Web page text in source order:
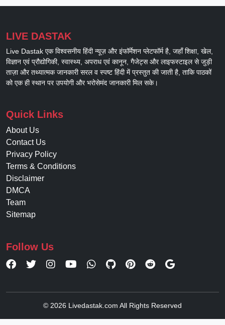
LIVE DASTAK
Live Dastak एक विश्वसनीय हिंदी न्यूज़ और इंफॉर्मेशन प्लेटफॉर्म है, जहाँ शिक्षा, खेल,
विज्ञान एवं प्रौद्योगिकी, स्वास्थ्य, अपराध एवं कानून, गैजेट्स और लाइफस्टाइल से जुड़ी
ताज़ा और तथ्यात्मक जानकारी सरल व स्पष्ट हिंदी में प्रस्तुत की जाती है, ताकि पाठकों
को एक ही स्थान पर उपयोगी और भरोसेमंद जानकारी मिल सके।
Quick Links
About Us
Contact Us
Privacy Policy
Terms & Conditions
Disclaimer
DMCA
Team
Sitemap
Follow Us
© 2026 Livedastak.com All Rights Reserved